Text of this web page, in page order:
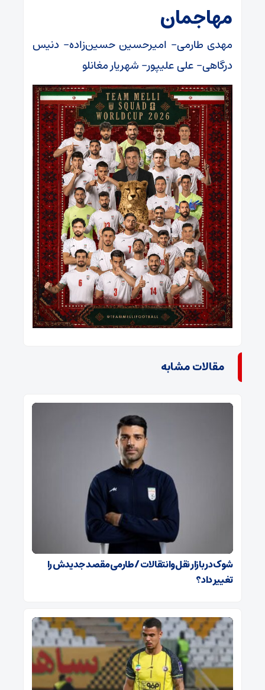
مهاجمان
مهدی طارمی- امیرحسین حسین‌زاده- دنیس
درگاهی- علی علیپور- شهریار مغانلو
مقالات مشابه
شوک در بازار نقل‌وانتقالات / طارمی مقصد جدیدش را
تغییر داد؟